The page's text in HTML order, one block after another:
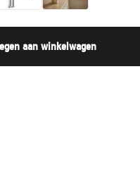
aan winkelwagen